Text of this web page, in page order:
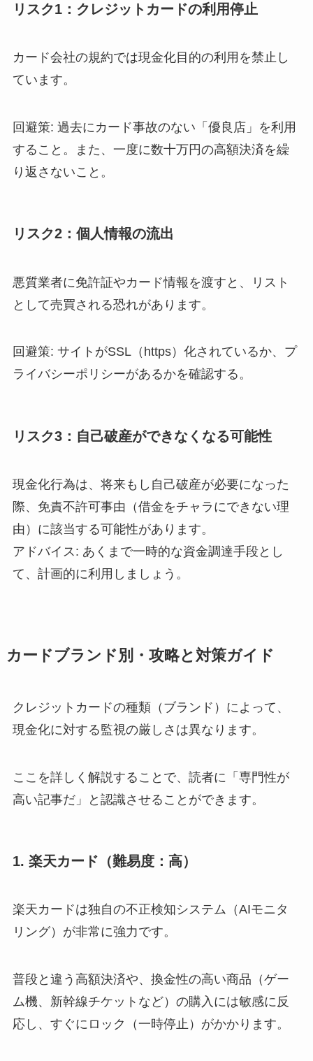
リスク1：クレジットカードの利用停止
カード会社の規約では現金化目的の利用を禁止し
ています。
回避策: 過去にカード事故のない「優良店」を利用
すること。また、一度に数十万円の高額決済を繰
り返さないこと。
リスク2：個人情報の流出
悪質業者に免許証やカード情報を渡すと、リスト
として売買される恐れがあります。
回避策: サイトがSSL（https）化されているか、プ
ライバシーポリシーがあるかを確認する。
リスク3：自己破産ができなくなる可能性
現金化行為は、将来もし自己破産が必要になった
際、免責不許可事由（借金をチャラにできない理
由）に該当する可能性があります。
アドバイス: あくまで一時的な資金調達手段とし
て、計画的に利用しましょう。
カードブランド別・攻略と対策ガイド
クレジットカードの種類（ブランド）によって、
現金化に対する監視の厳しさは異なります。
ここを詳しく解説することで、読者に「専門性が
高い記事だ」と認識させることができます。
1. 楽天カード（難易度：高）
楽天カードは独自の不正検知システム（AIモニタ
リング）が非常に強力です。
普段と違う高額決済や、換金性の高い商品（ゲー
ム機、新幹線チケットなど）の購入には敏感に反
応し、すぐにロック（一時停止）がかかります。